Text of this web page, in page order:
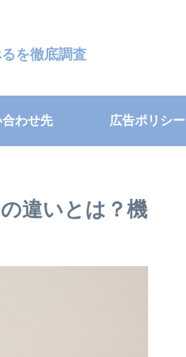
を徹底調査
わせ先 広告ポリシー
違いとは？機